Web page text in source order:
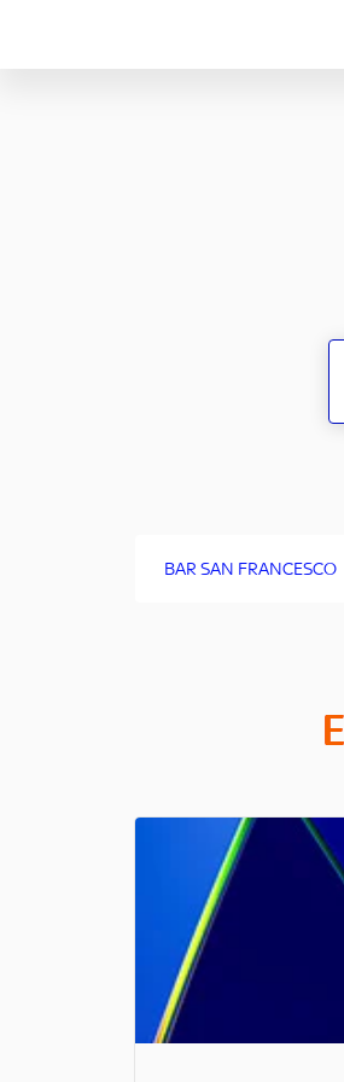
BAR SAN FRANCESCO